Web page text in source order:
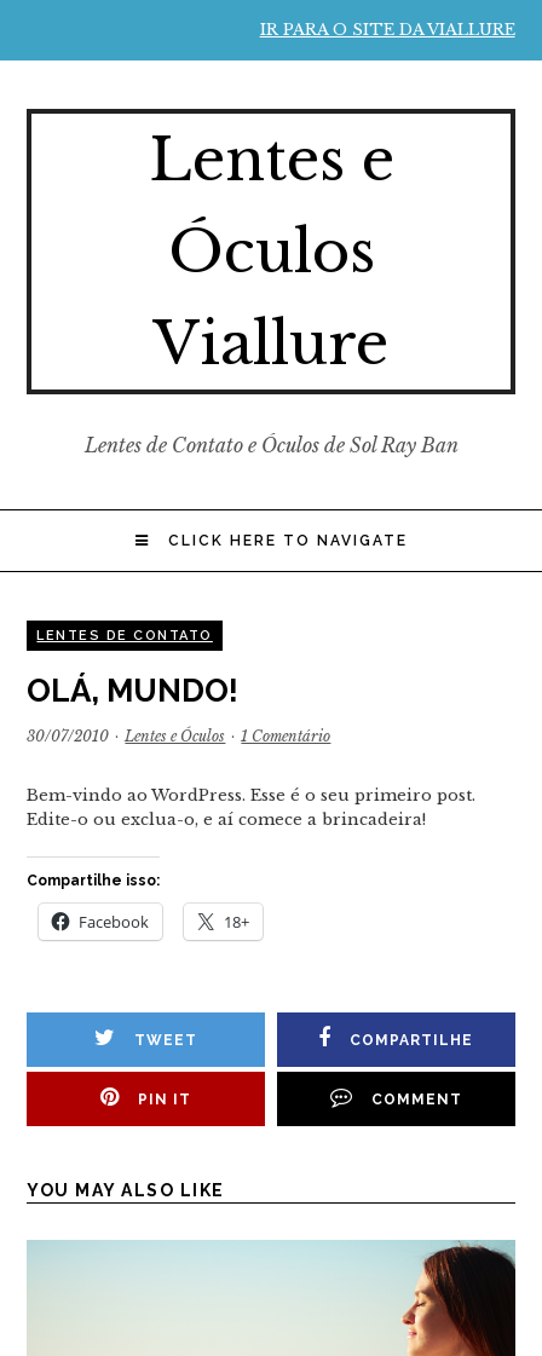
IR PARA O SITE DA VIALLURE
Lentes e
Óculos
Viallure
Lentes de Contato e Óculos de Sol Ray Ban
CLICK HERE TO NAVIGATE
LENTES DE CONTATO
OLÁ, MUNDO!
30/07/2010 · Lentes e Óculos · 1 Comentário
Bem-vindo ao WordPress. Esse é o seu primeiro post.
Edite-o ou exclua-o, e aí comece a brincadeira!
Compartilhe isso:
Facebook 18+
TWEET COMPARTILHE
PIN IT COMMENT
YOU MAY ALSO LIKE